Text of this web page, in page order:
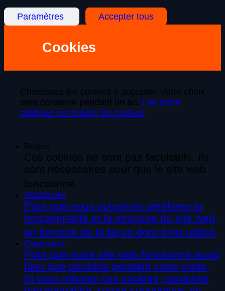
Paramètres Accepter tous
Cookies
Choisissez les cookies à accepter. Votre choix
sera conservé pendant un an. Lire notre
politique en matière de cookies
Requis
Ces cookies ne sont pas facultatifs. Ils
sont nécessaires pour que le site web
fonctionne.
Statistiques
Pour que nous puissions améliorer la
fonctionnalité et la structure du site web,
en fonction de la façon dont il est utilisé.
Expérience
Pour que notre site web fonctionne aussi
bien que possible pendant votre visite.
Si vous refusez ces cookies, certaines